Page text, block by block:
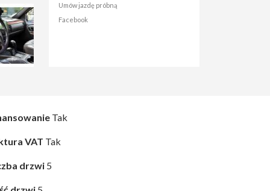
Umów jazdę próbną
Facebook
Tak
VAT Tak
drzwi 5